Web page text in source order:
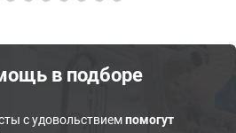
в подборе
с удовольствиемпомогут